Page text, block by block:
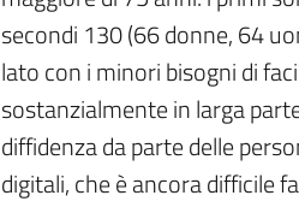
secondi 130 (66 donne, 64
lato con i minori bisogni di
sostanzialmente in larga
diffidenza da parte delle
digitali, che è ancora difficile